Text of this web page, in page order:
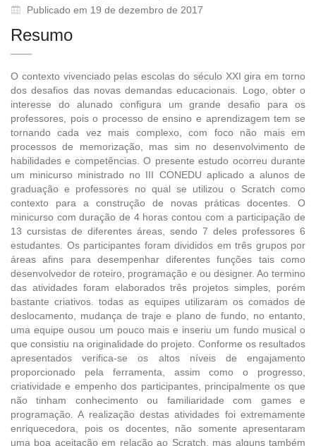
Publicado em 19 de dezembro de 2017
Resumo
O contexto vivenciado pelas escolas do século XXI gira em torno
dos desafios das novas demandas educacionais. Logo, obter o
interesse do alunado configura um grande desafio para os
professores, pois o processo de ensino e aprendizagem tem se
tornando cada vez mais complexo, com foco não mais em
processos de memorização, mas sim no desenvolvimento de
habilidades e competências. O presente estudo ocorreu durante
um minicurso ministrado no III CONEDU aplicado a alunos de
graduação e professores no qual se utilizou o Scratch como
contexto para a construção de novas práticas docentes. O
minicurso com duração de 4 horas contou com a participação de
13 cursistas de diferentes áreas, sendo 7 deles professores 6
estudantes. Os participantes foram divididos em três grupos por
áreas afins para desempenhar diferentes funções tais como
desenvolvedor de roteiro, programação e ou designer. Ao termino
das atividades foram elaborados três projetos simples, porém
bastante criativos. todas as equipes utilizaram os comados de
deslocamento, mudança de traje e plano de fundo, no entanto,
uma equipe ousou um pouco mais e inseriu um fundo musical o
que consistiu na originalidade do projeto. Conforme os resultados
apresentados verifica-se os altos níveis de engajamento
proporcionado pela ferramenta, assim como o progresso,
criatividade e empenho dos participantes, principalmente os que
não tinham conhecimento ou familiaridade com games e
programação. A realização destas atividades foi extremamente
enriquecedora, pois os docentes, não somente apresentaram
uma boa aceitação em relação ao Scratch, mas alguns também